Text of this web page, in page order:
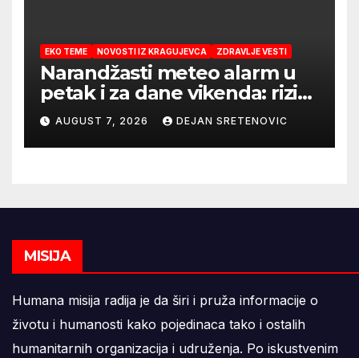
EKO TEME NOVOSTI IZ KRAGUJEVCA ZDRAVLJE VESTI
Narandžasti meteo alarm u
petak i za dane vikenda: rizik
od nastanka i širenja požara
na otvorenom i dalje veoma
visok
AUGUST 7, 2026 DEJAN SRETENOVIC
MISIJA
Humana misija radija je da širi i pruža informacije o
životu i humanosti kako pojedinaca tako i ostalih
humanitarnih organizacija i udruženja. Po iskustvenim